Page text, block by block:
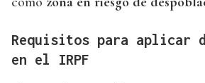
Requisitos para aplicar
en el IRPF